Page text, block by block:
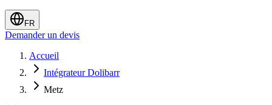
FR
Demander un devis
Accueil
Intégrateur Dolibarr
Metz